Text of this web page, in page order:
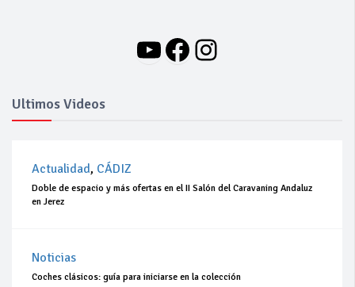
YouTube
Facebook
Instagram
Ultimos Videos
Actualidad, CÁDIZ
Doble de espacio y más ofertas en el II Salón del Caravaning Andaluz
en Jerez
Noticias
Coches clásicos: guía para iniciarse en la colección